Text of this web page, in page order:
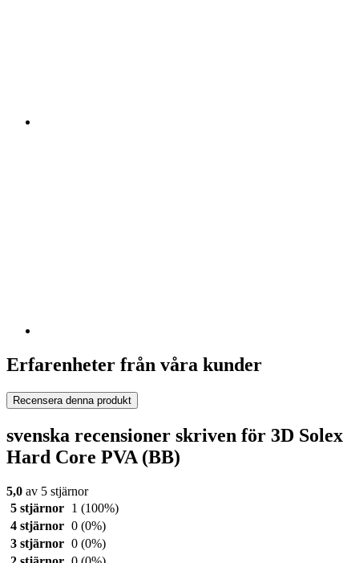
Erfarenheter från våra kunder
Recensera denna produkt
svenska recensioner skriven för 3D Solex
Hard Core PVA (BB)
5,0 av 5 stjärnor
5 stjärnor
1 (100%)
4 stjärnor 0 (0%)
3 stjärnor 0 (0%)